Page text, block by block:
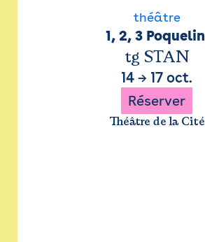
théâtre
1, 2, 3 Poquelin
tg STAN
14 → 17 oct.
Réserver
Théâtre de la Cité